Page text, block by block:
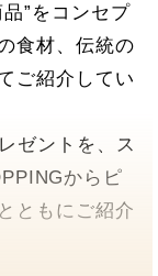
”をコンセプ
食材、伝統の
ご紹介してい
ゼントを、ス
からピ
ともにご紹介